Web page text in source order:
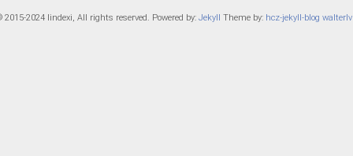
2015-2024 lindexi, All rights reserved. Powered by: Jekyll Theme by: hcz-jekyll-blog walterlv